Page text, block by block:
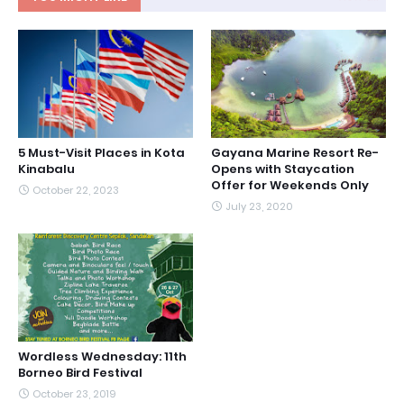
5 Must-Visit Places in Kota
Kinabalu
October 22, 2023
Gayana Marine Resort Re-
Opens with Staycation
Offer for Weekends Only
July 23, 2020
Wordless Wednesday: 11th
Borneo Bird Festival
October 23, 2019